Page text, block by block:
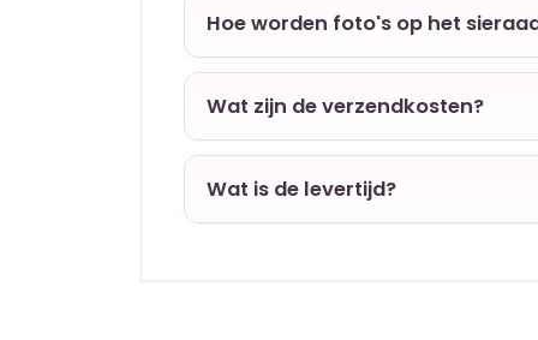
Hoe worden foto's op het
Wat zijn de verzendkosten?
Wat is de levertijd?